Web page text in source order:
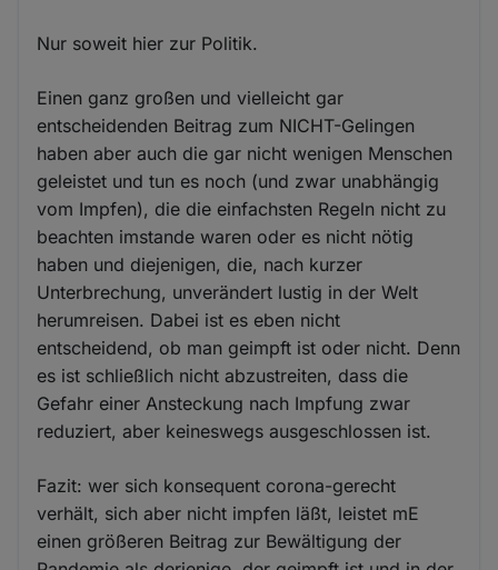
Nur soweit hier zur Politik.
Einen ganz großen und vielleicht gar
entscheidenden Beitrag zum NICHT-Gelingen
haben aber auch die gar nicht wenigen Menschen
geleistet und tun es noch (und zwar unabhängig
vom Impfen), die die einfachsten Regeln nicht zu
beachten imstande waren oder es nicht nötig
haben und diejenigen, die, nach kurzer
Unterbrechung, unverändert lustig in der Welt
herumreisen. Dabei ist es eben nicht
entscheidend, ob man geimpft ist oder nicht. Denn
es ist schließlich nicht abzustreiten, dass die
Gefahr einer Ansteckung nach Impfung zwar
reduziert, aber keineswegs ausgeschlossen ist.
Fazit: wer sich konsequent corona-gerecht
verhält, sich aber nicht impfen läßt, leistet mE
einen größeren Beitrag zur Bewältigung der